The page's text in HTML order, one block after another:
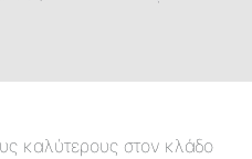
καλύτερους στον κλάδο